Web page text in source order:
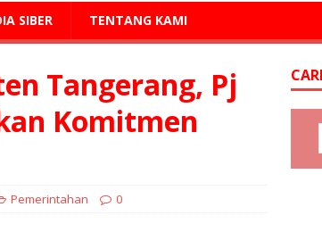
SIBER TENTANG KAMI
Tangerang, Pj
Komitmen
Pemerintahan 0